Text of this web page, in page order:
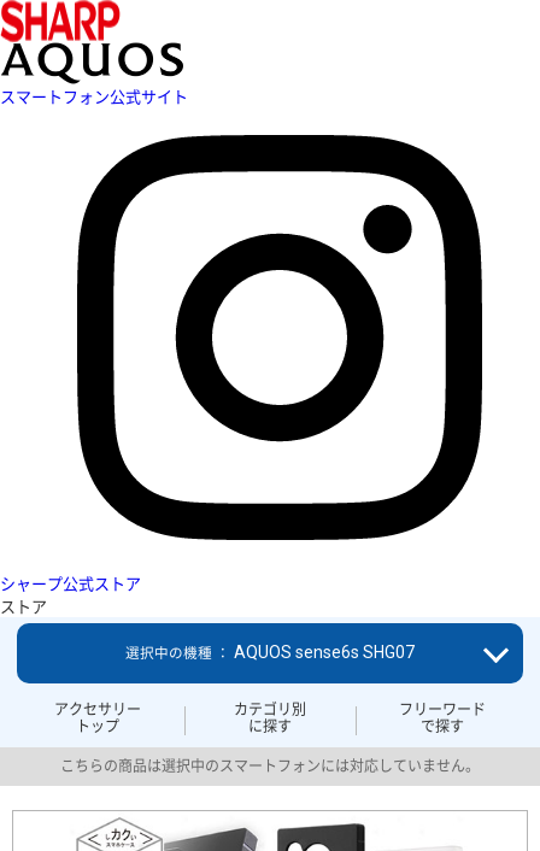
スマートフォン公式サイト
シャープ公式ストア
ストア
アクセサリー
トップ
カテゴリ別
に探す
フリーワード
で探す
選択中の機種 ： AQUOS sense6s SHG07
こちらの商品は選択中のスマートフォンには対応していません。